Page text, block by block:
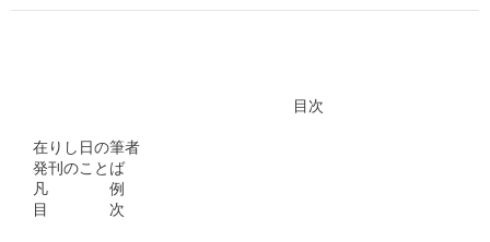
目次
在りし日の筆者
発刊のことば
凡　　　　例
目　　　　次